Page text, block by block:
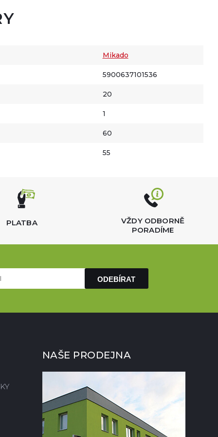
Mikado
5900637101536
20
1
60
55
PLATBA
VŽDY ODBORNĚ
PORADÍME
ODEBÍRAT
NAŠE PRODEJNA